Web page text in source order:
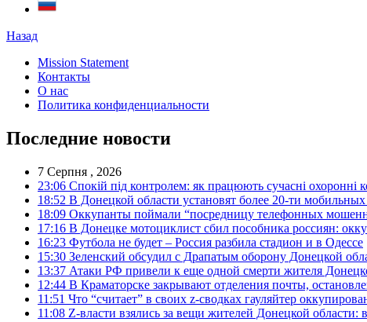
Назад
Mission Statement
Контакты
О нас
Политика конфиденциальности
Последние новости
7 Серпня , 2026
23:06 Спокій під контролем: як працюють сучасні охоронні
18:52 В Донецкой области установят более 20-ти
18:09 Оккупанты поймали “посредницу телефонных
17:16 В Донецке мотоциклист сбил пособника россиян:
16:23 Футбола не будет – Россия разбила стадион и в Одессе
15:30 Зеленский обсудил с Драпатым оборону Донецкой
13:37 Атаки РФ привели к еще одной смерти жителя
12:44 В Краматорске закрывают отделения почты,
11:51 Что “считает” в своих z-сводках гауляйтер
11:08 Z-власти взялись за вещи жителей Донецкой